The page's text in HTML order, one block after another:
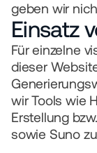
geben wir
Einsatz
Für einzelne
dieser
wir Tools wie
Erstellung
sowie Suno